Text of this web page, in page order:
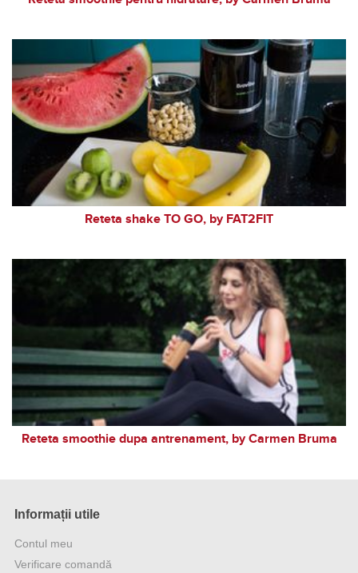
Reteta shake TO GO, by FAT2FIT
Reteta smoothie dupa antrenament, by Carmen Bruma
Informații utile
Contul meu
Verificare comandă